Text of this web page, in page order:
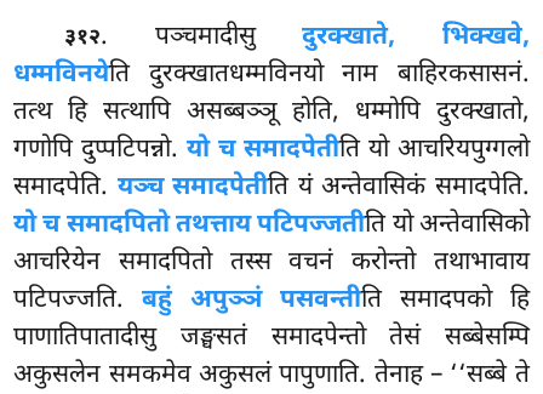
३१२. पञ्चमादीसुदुरक्खाते, भिक्खवे,
धम्मविनयेति दुरक्खातधम्मविनयो नाम बाहिरकसासनं.
तत्थ हि सत्थापि असब्बञ्ञू होति, धम्मोपि दुरक्खातो,
गणोपि दुप्पटिपन्नो.यो च समादपेतीति यो आचरियपुग्गलो
समादपेति. यञ्च समादपेतीति यं अन्तेवासिकं समादपेति.
यो च समादपितो तथत्ताय पटिपज्जतीति यो अन्तेवासिको
आचरियेन समादपितो तस्स वचनं करोन्तो तथाभावाय
पटिपज्जति.बहुं अपुञ्ञं पसवन्तीति समादपको हि
पाणातिपातादीसु जङ्घसतं समादपेन्तो तेसं सब्बेसम्पि
अकुसलेन समकमेव अकुसलं पापुणाति. तेनाह – ‘‘सब्बे ते